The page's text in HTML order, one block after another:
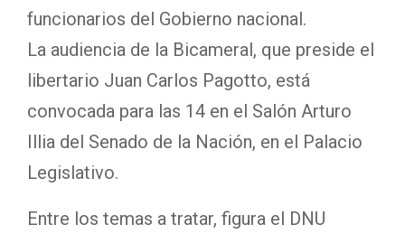
funcionarios del Gobierno nacional.
La audiencia de la Bicameral, que preside el
libertario Juan Carlos Pagotto, está
convocada para las 14 en el Salón Arturo
Illia del Senado de la Nación, en el Palacio
Legislativo.
Entre los temas a tratar, figura el DNU